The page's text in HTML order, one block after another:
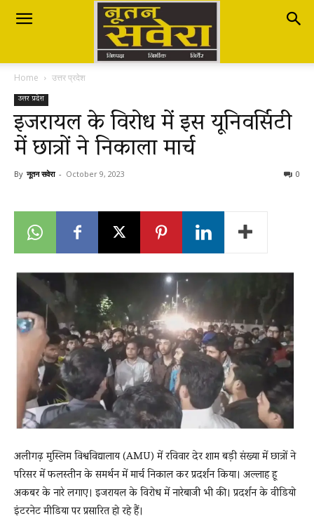
Nutan
Savera
नूतन
Breaking
News
Home उत्तर प्रदेश
उत्तर प्रदेश
इजरायल के विरोध में इस यूनिवर्सिटी
में छात्रों ने निकाला मार्च
By नूतन सवेरा - October 9, 2023 0
अलीगढ़ मुस्लिम विश्वविद्यालाय (AMU) में रविवार देर शाम बड़ी संख्या में छात्रों ने
परिसर में फलस्तीन के समर्थन में मार्च निकाल कर प्रदर्शन किया। अल्लाह हू
अकबर के नारे लगाए। इजरायल के विरोध में नारेबाजी भी की। प्रदर्शन के वीडियो
इंटरनेट मीडिया पर प्रसारित हो रहे हैं।